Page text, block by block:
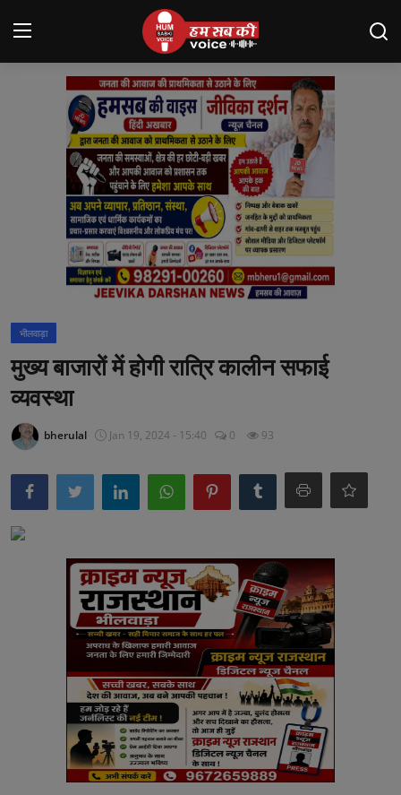
Login Register
About us
शाहपुरा
मनोरंजन
अनूपगढ़
राजस्थान
भीलवाड़ा
भीलवाड़ा
मुख्य बाजारों में होगी रात्रि कालीन सफाई
व्यवस्था
bherulal Jan 19, 2024 - 15:40 0 93